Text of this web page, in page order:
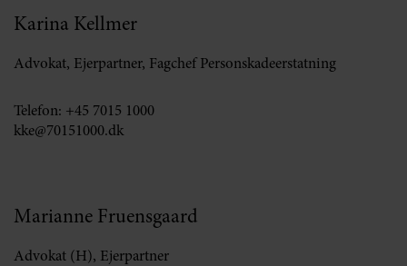
Karina Kellmer
Advokat, Ejerpartner, Fagchef Personskadeerstatning
Telefon: +45 7015 1000
kke@70151000.dk
Marianne Fruensgaard
Advokat (H), Ejerpartner